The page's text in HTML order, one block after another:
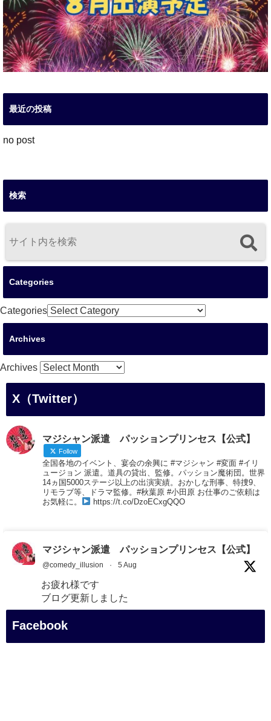
最近の投稿
no post
検索
Categories
Categories
Archives
Archives
X（Twitter）
マジシャン派遣 パッションプリンセス【公式】
Follow
全国各地のイベント、宴会の余興に #マジシャン #変面 #イリ
ュージョン 派遣。道具の貸出、監修。パッション魔術団。世界
14ヵ国5000ステージ以上の出演実績。おかしな刑事、特捜9、
リモラブ等、ドラマ監修。#秋葉原 #小田原 お仕事のご依頼は
お気軽に。
https://t.co/DzoECxgQQO
マジシャン派遣 パッションプリンセス【公式】
@comedy_illusion · 5 Aug
お疲れ様です
ブログ更新しました
「マジシャン和歌山旅 白浜町・三段壁展望台」
Facebook